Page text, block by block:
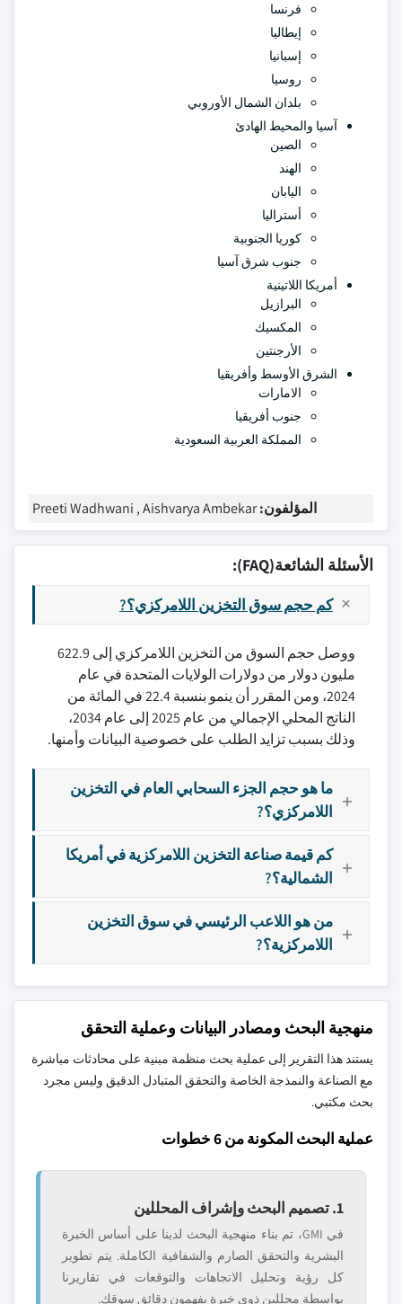
فرنسا
إيطاليا
إسبانيا
روسيا
بلدان الشمال الأوروبي
آسيا والمحيط الهادئ
الصين
الهند
اليابان
أستراليا
كوريا الجنوبية
جنوب شرق آسيا
أمريكا اللاتينية
البرازيل
المكسيك
الأرجنتين
الشرق الأوسط وأفريقيا
الامارات
جنوب أفريقيا
المملكة العربية السعودية
المؤلفون:Preeti Wadhwani , Aishvarya Ambekar
الأسئلة الشائعة(FAQ):
كم حجم سوق التخزين اللامركزي؟?
ووصل حجم السوق من التخزين اللامركزي إلى 622.9
مليون دولار من دولارات الولايات المتحدة في عام
2024، ومن المقرر أن ينمو بنسبة 22.4 في المائة من
الناتج المحلي الإجمالي من عام 2025 إلى عام 2034،
وذلك بسبب تزايد الطلب على خصوصية البيانات وأمنها.
ما هو حجم الجزء السحابي العام في التخزين
اللامركزي؟?
كم قيمة صناعة التخزين اللامركزية في أمريكا
الشمالية؟?
من هو اللاعب الرئيسي في سوق التخزين
اللامركزية؟?
منهجية البحث ومصادر البيانات وعملية التحقق
يستند هذا التقرير إلى عملية بحث منظمة مبنية على محادثات مباشرة
مع الصناعة والنمذجة الخاصة والتحقق المتبادل الدقيق وليس مجرد
بحث مكتبي.
عملية البحث المكونة من 6 خطوات
1. تصميم البحث وإشراف المحللين
في GMI، تم بناء منهجية البحث لدينا على أساس الخبرة
البشرية والتحقق الصارم والشفافية الكاملة. يتم تطوير
كل رؤية وتحليل الاتجاهات والتوقعات في تقاريرنا
بواسطة محللين ذوي خبرة يفهمون دقائق سوقك.